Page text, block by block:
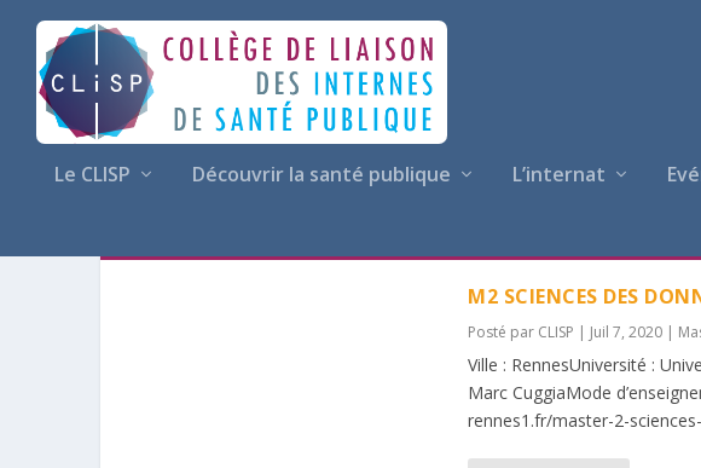
Le CLISP Découvrir la santé publique L’internat
M2 SCIENCES DES
Posté par CLISP | Juil 7, 2020 |
Ville : RennesUniversité :
Marc CuggiaMode
rennes1.fr/master-2-